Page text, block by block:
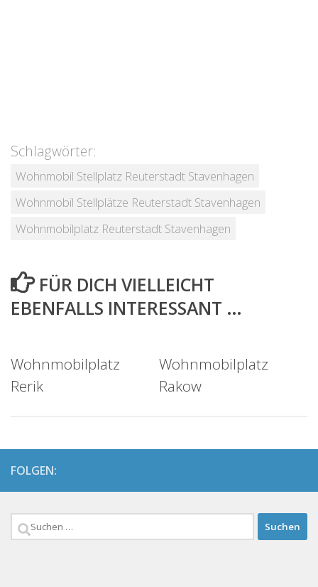
Schlagwörter:
Wohnmobil Stellplatz Reuterstadt Stavenhagen
Wohnmobil Stellplätze Reuterstadt Stavenhagen
Wohnmobilplatz Reuterstadt Stavenhagen
FÜR DICH VIELLEICHT
EBENFALLS INTERESSANT …
Wohnmobilplatz
Rerik
Wohnmobilplatz
Rakow
FOLGEN:
Suchen